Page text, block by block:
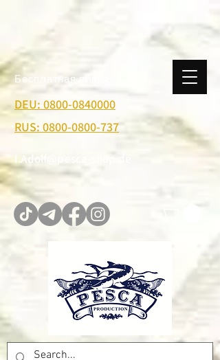
Бесплатная линия:
DEU: 0800-0840000
RUS: 0800-0800-737
I.Adolf@pesca-shop.de